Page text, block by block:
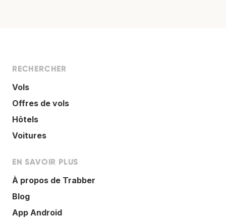
RECHERCHER
Vols
Offres de vols
Hôtels
Voitures
EN SAVOIR PLUS
À propos de Trabber
Blog
App Android